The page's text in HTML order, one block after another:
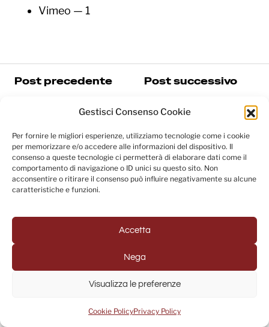
Gestisci Consenso Cookie
Per fornire le migliori esperienze, utilizziamo tecnologie come i cookie
per memorizzare e/o accedere alle informazioni del dispositivo. Il
consenso a queste tecnologie ci permetterà di elaborare dati come il
comportamento di navigazione o ID unici su questo sito. Non
acconsentire o ritirare il consenso può influire negativamente su alcune
caratteristiche e funzioni.
Accetta
Nega
Visualizza le preferenze
Cookie PolicyPrivacy Policy
Vimeo — 1
Post precedente
protagonista
"Free Byrd" diretto
da Greg Kwedar
News 8 Luglio 2026
Post successivo
online il nuovo
Denis Villeneuve
News 8 Luglio 2026
Altro dell’autore
X-Men: Kit Connor in trattative